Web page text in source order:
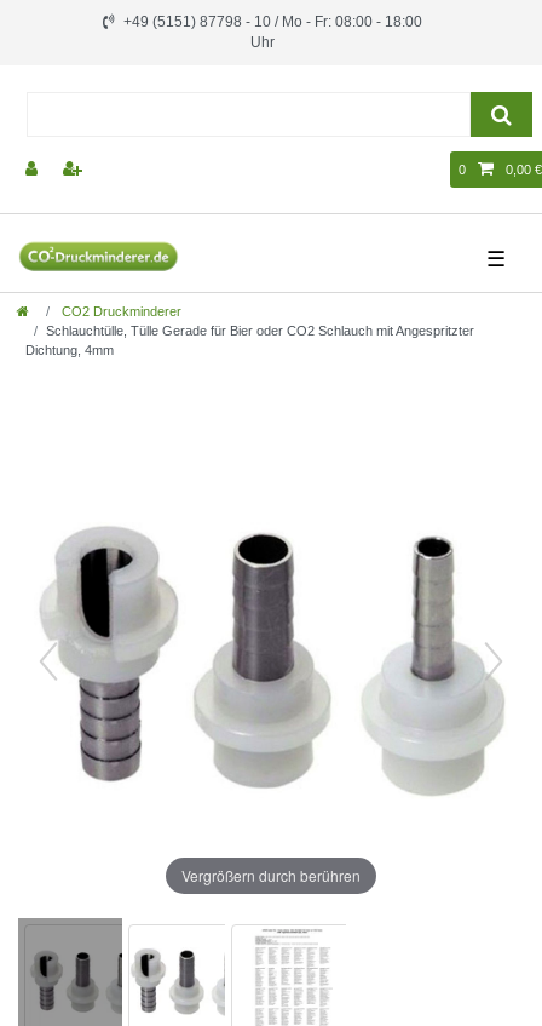
+49 (5151) 87798 - 10 / Mo - Fr: 08:00 - 18:00
Uhr
0 0,00 €
☰
CO2 Druckminderer
Schlauchtülle, Tülle Gerade für Bier oder CO2 Schlauch mit Angespritzter
Dichtung, 4mm
Vergrößern durch berühren